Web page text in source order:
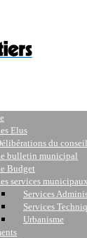
Elus
du
bulletin municipal
Budget
services municipaux
Services
Services
Urbanisme